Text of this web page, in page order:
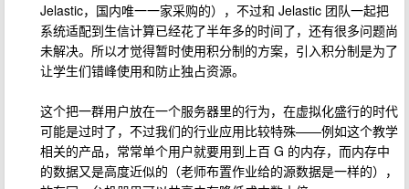
Jelastic，国内唯一一家采购的），不过和 Jelastic 团队一起把
系统适配到生信计算已经花了半年多的时间了，还有很多问题尚
未解决。所以才觉得暂时使用积分制的方案，引入积分制是为了
让学生们错峰使用和防止独占资源。
这个把一群用户放在一个服务器里的行为，在虚拟化盛行的时代
可能是过时了，不过我们的行业应用比较特殊——例如这个教学
相关的产品，常常单个用户就要用到上百 G 的内存，而内存中
的数据又是高度近似的（老师布置作业给的源数据是一样的），